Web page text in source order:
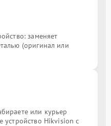
заменяет
(оригинал или
или курьер
устройство Hikvision с